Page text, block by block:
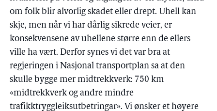
om folk blir alvorlig skadet eller drept. Uhell kan
skje, men når vi har dårlig sikrede veier, er
konsekvensene av uhellene større enn de ellers
ville ha vært. Derfor synes vi det var bra at
regjeringen i Nasjonal transportplan sa at den
skulle bygge mer midtrekkverk: 750 km
«midtrekkverk og andre mindre
trafikktryggleiksutbetringar». Vi ønsker et høyere